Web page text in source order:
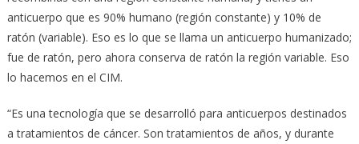
anticuerpo que es 90% humano (región constante) y 10% de
ratón (variable). Eso es lo que se llama un anticuerpo humanizado;
fue de ratón, pero ahora conserva de ratón la región variable. Eso
lo hacemos en el CIM.
“Es una tecnología que se desarrolló para anticuerpos destinados
a tratamientos de cáncer. Son tratamientos de años, y durante